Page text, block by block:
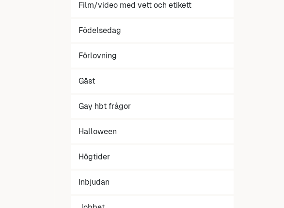
Film/video med vett och etikett
Födelsedag
Förlovning
Gäst
Gay hbt frågor
Halloween
Högtider
Inbjudan